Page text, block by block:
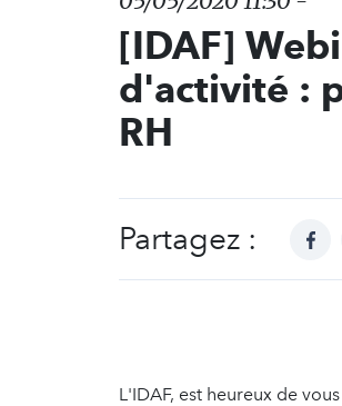
[IDAF]
d'activité :
RH
Partagez :
L'IDAF, est heureux de